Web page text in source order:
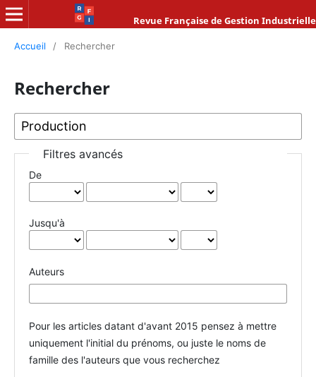
Revue Française de Gestion Industrielle
Accueil / Rechercher
Rechercher
Filtres avancés
De
Jusqu'à
Auteurs
Pour les articles datant d'avant 2015 pensez à mettre
uniquement l'initial du prénoms, ou juste le noms de
famille des l'auteurs que vous recherchez